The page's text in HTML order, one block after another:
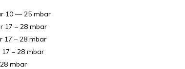
10 — 25 mbar
17 – 28 mbar
17 – 28 mbar
17 – 28 mbar
mbar